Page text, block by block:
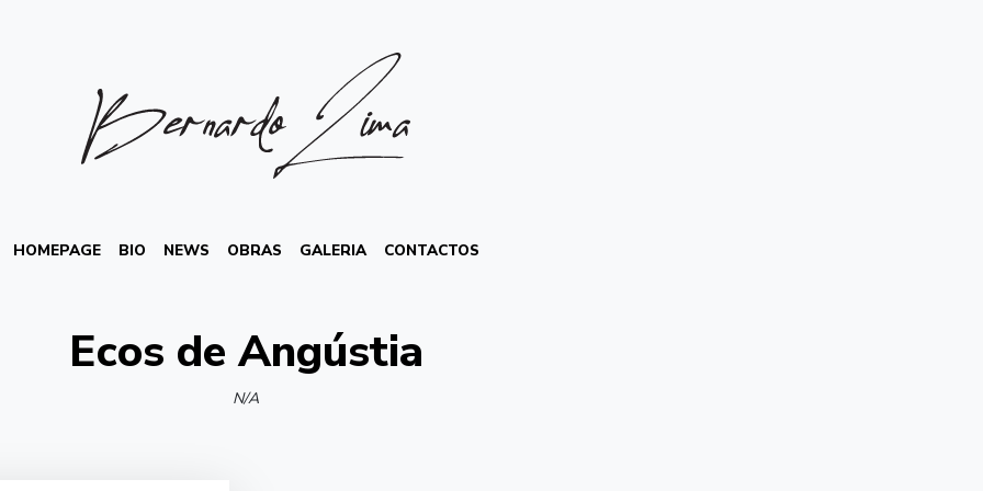
HOMEPAGE BIO NEWS OBRAS GALERIA CONTACTOS
Ecos de Angústia
N/A